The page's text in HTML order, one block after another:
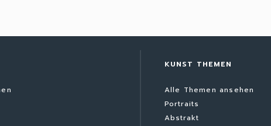
KUNST THEMEN
Alle Themen ansehen
Portraits
Abstrakt